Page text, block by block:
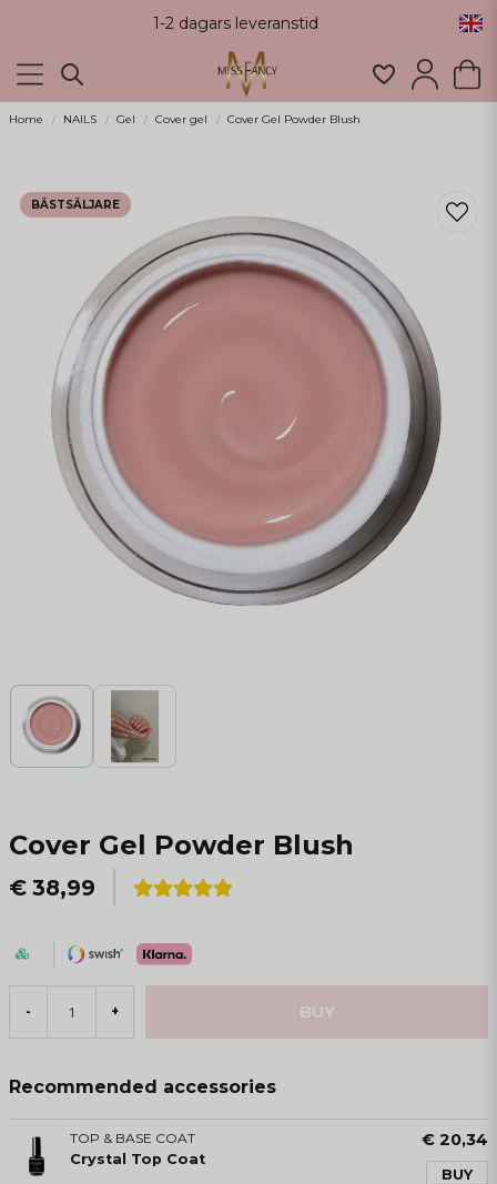
1-2 dagars leveranstid
Home NAILS Gel Cover gel Cover Gel Powder Blush
BÄSTSÄLJARE
Cover Gel Powder Blush
€ 38,99
- + BUY
Recommended accessories
TOP & BASE COAT
Crystal Top Coat
€ 20,34
BUY